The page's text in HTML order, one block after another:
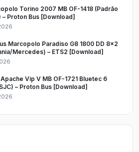
Torino 2007 MB OF-1418 (Padrão
– Proton Bus [Download]
Marcopolo Paradiso G8 1800 DD 8x2
Mercedes) – ETS2 [Download]
Vip V MB OF-1721 Bluetec 6
– Proton Bus [Download]